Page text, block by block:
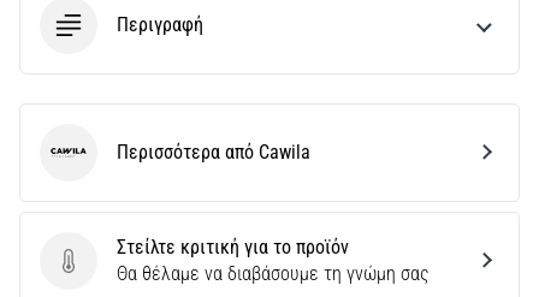
Περιγραφή
Στείλτε κριτική για το προϊόν
Στείλτε κριτική για το προϊόν
Θα θέλαμε να διαβάσουμε τη γνώμη σας
Cawila Περισσότερα από Cawila